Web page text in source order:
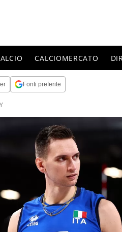
CALCIOMERCATO
Fonti preferite